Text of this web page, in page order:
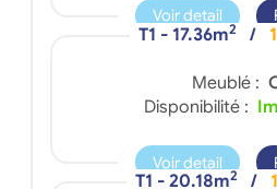
Voir detail
T1 - 17.36m2 /
Meublé :
Disponibilité :
Voir detail
T1 - 20.18m2 /